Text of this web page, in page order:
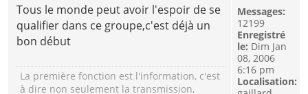
Tous le monde peut avoir l'espoir de se
qualifier dans ce groupe,c'est déjà un
bon début
La première fonction est l'information, c'est
à dire non seulement la transmission,
Messages:
12199
Enregistré
le: Dim Jan
08, 2006
6:16 pm
Localisation: